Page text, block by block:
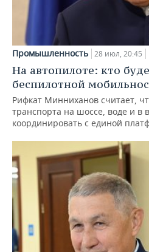
Промышленность 28 июл, 20:45
На автопилоте: кто
беспилотной
Рифкат Минниханов считает,
транспорта на шоссе, воде и в
координировать с единой